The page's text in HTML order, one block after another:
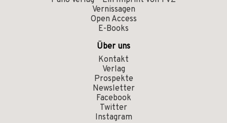
Vernissagen
Open Access
E-Books
Über uns
Kontakt
Verlag
Prospekte
Newsletter
Facebook
Twitter
Instagram